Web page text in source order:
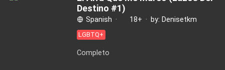
Destino #1)
Spanish · 18+ · by: Denisetkm
LGBTQ+
Completo